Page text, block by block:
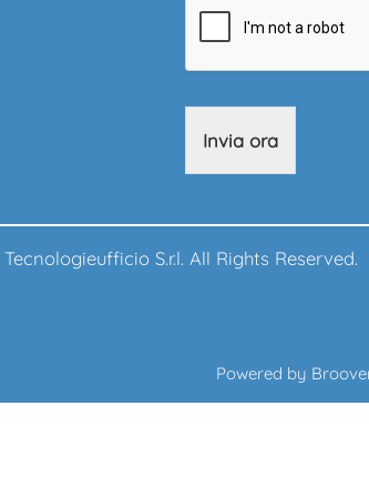
Invia ora
Tecnologieufficio S.r.l. All Rights
Powered by